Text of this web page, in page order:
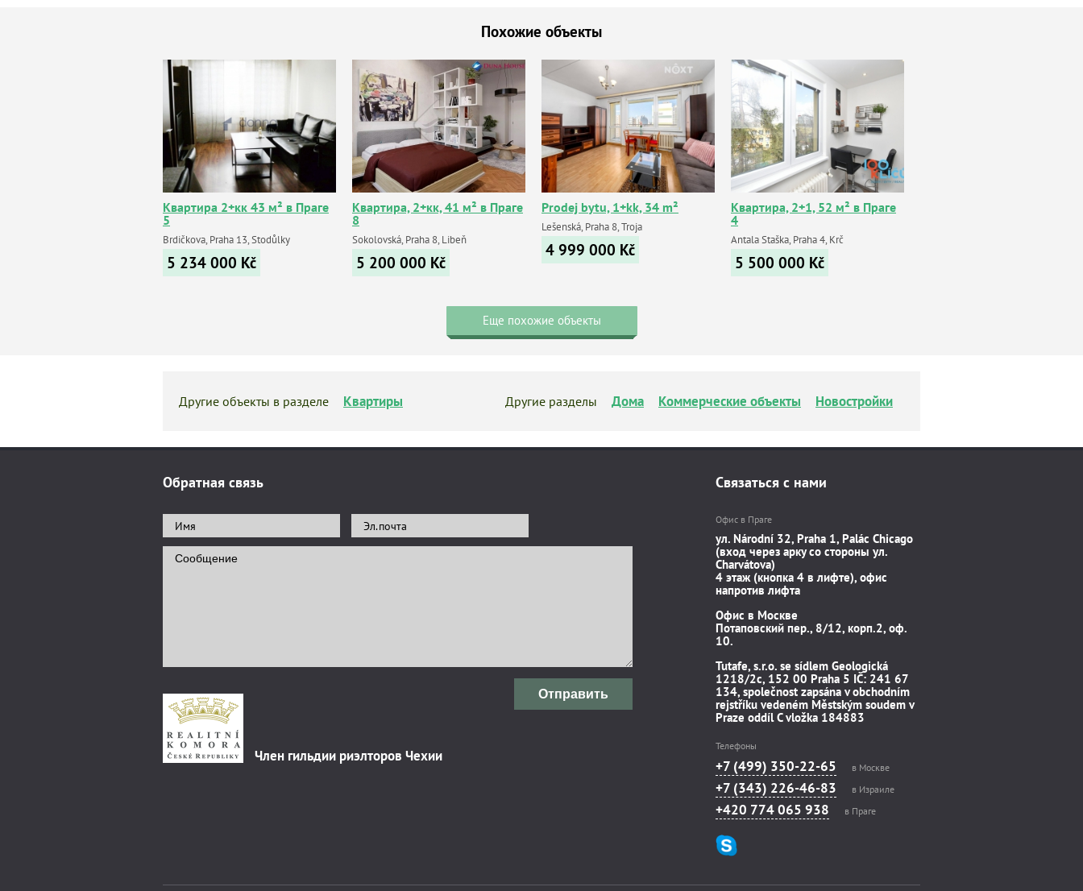
Похожие объекты
Квартира 2+кк 43 м² в Праге
5
Brdičkova, Praha 13, Stodůlky
5 234 000 Kč
Квартира, 2+кк, 41 м² в Праге
8
Sokolovská, Praha 8, Libeň
5 200 000 Kč
Prodej bytu, 1+kk, 34 m²
Lešenská, Praha 8, Troja
4 999 000 Kč
Квартира, 2+1, 52 м² в Праге
4
Antala Staška, Praha 4, Krč
5 500 000 Kč
Еще похожие объекты
Другие объекты в разделе Квартиры Другие разделы Дома Коммерческие объекты Новостройки
Обратная связь
Отправить
Член гильдии риэлторов Чехии
Связаться с нами
Офис в Праге
ул. Národní 32, Praha 1, Palác Chicago
(вход через арку со стороны ул.
Charvátova)
4 этаж (кнопка 4 в лифте), офис
напротив лифта
Офис в Москве
Потаповский пер., 8/12, корп.2, оф.
10.
Tutafe, s.r.o. se sídlem Geologická
1218/2c, 152 00 Praha 5 IČ: 241 67
134, společnost zapsána v obchodním
rejstříku vedeném Městským soudem v
Praze oddíl C vložka 184883
Телефоны
+7 (499) 350-22-65 в Москве
+7 (343) 226-46-83 в Израиле
+420 774 065 938 в Праге